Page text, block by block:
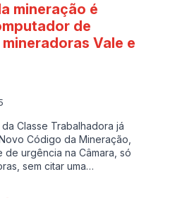
mineração é
de
Vale e
Classe Trabalhadora já
Código da Mineração,
de urgência na Câmara, só
sem citar uma…